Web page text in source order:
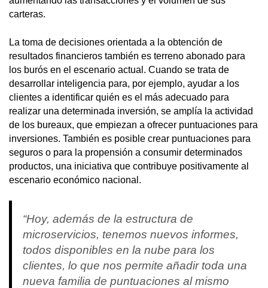
carteras.
La toma de decisiones orientada a la obtención de
resultados financieros también es terreno abonado para
los burós en el escenario actual. Cuando se trata de
desarrollar inteligencia para, por ejemplo, ayudar a los
clientes a identificar quién es el más adecuado para
realizar una determinada inversión, se amplía la actividad
de los bureaux, que empiezan a ofrecer puntuaciones para
inversiones. También es posible crear puntuaciones para
seguros o para la propensión a consumir determinados
productos, una iniciativa que contribuye positivamente al
escenario económico nacional.
“Hoy, además de la estructura de
microservicios, tenemos nuevos informes,
todos disponibles en la nube para los
clientes, lo que nos permite añadir toda una
nueva familia de puntuaciones al mismo